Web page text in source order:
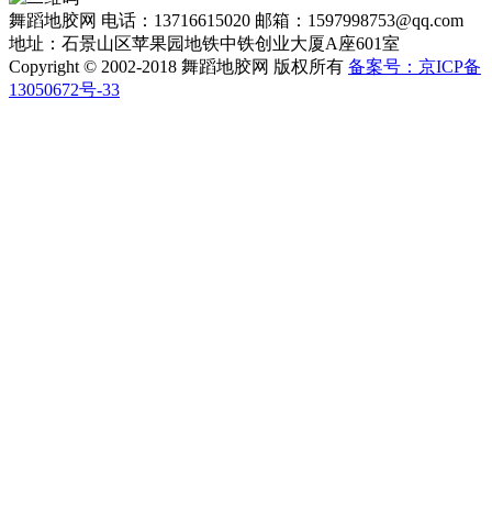
舞蹈地胶网 电话：13716615020 邮箱：1597998753@qq.com
地址：石景山区苹果园地铁中铁创业大厦A座601室
Copyright © 2002-2018 舞蹈地胶网 版权所有 备案号：京ICP备
13050672号-33